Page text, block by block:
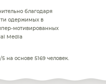
благодаря
одержимых в
мотивированных
Media
/5 на основе 5169 человек.